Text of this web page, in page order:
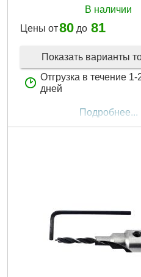
В наличии
Цены от80 до 81
Показать варианты
Отгрузка в течение
дней
Подробнее...